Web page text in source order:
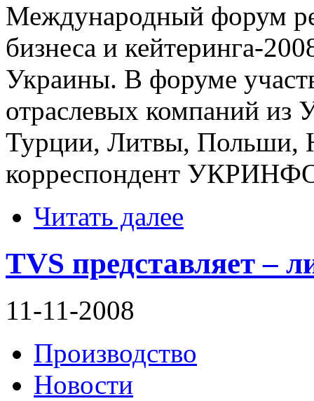
Международный форум
бизнеса и кейтеринга-
Украины. В форуме
отраслевых компаний из
Турции, Литвы, Польши,
корреспондент
Читать далее
TVS представляет –
11-11-2008
Производство
Новости